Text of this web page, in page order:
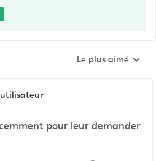
Réponses triées
Le plus aimé
pour leur demander